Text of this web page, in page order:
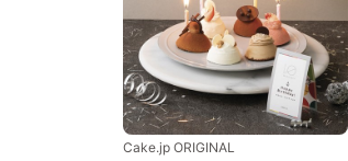
Cake.jp ORIGINAL